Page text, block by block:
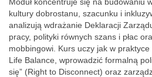
kultury dobrostanu, szacunku i
analizują wdrażanie Deklaracji
pracy, polityki równych szans i płac
mobbingowi. Kurs uczy jak w
Life Balance, wprowadzić formalną
się” (Right to Disconnect) oraz